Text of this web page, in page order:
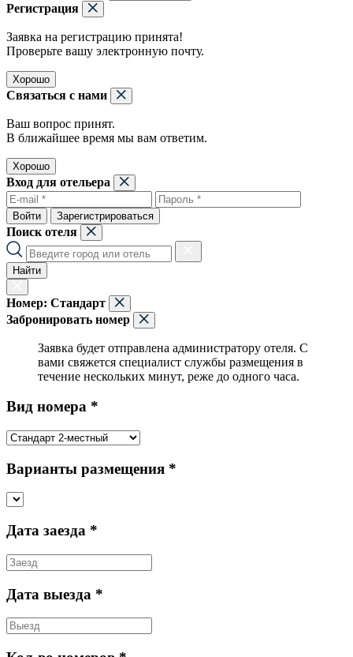
Регистрация
Заявка на регистрацию принята!
Проверьте вашу электронную почту.
Хорошо
Связаться с нами
Ваш вопрос принят.
В ближайшее время мы вам ответим.
Хорошо
Вход для отельера
Войти Зарегистрироваться
Поиск отеля
Найти
Номер: Стандарт
Забронировать номер
Заявка будет отправлена администратору отеля. С
вами свяжется специалист службы размещения в
течение нескольких минут, реже до одного часа.
Вид номера *
Варианты размещения *
Дата заезда *
Дата выезда *